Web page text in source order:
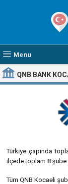
Menu
QNB BANK
Türkiye çapında
ilçede toplam 8 şube
Tüm QNB Kocaeli